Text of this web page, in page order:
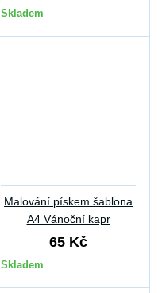
Skladem
Malování pískem šablona
A4 Vánoční kapr
65 Kč
Skladem